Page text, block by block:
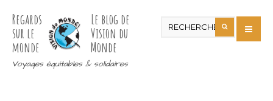
Regards
sur le
monde
Le blog de
Vision du
Monde
Voyages équitables & solidaires